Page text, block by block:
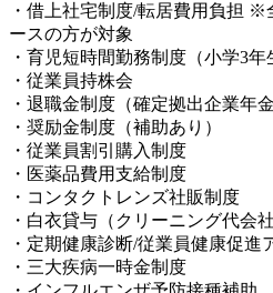
・借上社宅制度/転居費用負担 ※
ースの方が対象
・育児短時間勤務制度（小学3年
・従業員持株会
・退職金制度（確定拠出企業年金
・奨励金制度（補助あり）
・従業員割引購入制度
・医薬品費用支給制度
・コンタクトレンズ社販制度
・白衣貸与（クリーニング代会
・定期健康診断/従業員健康促進
・三大疾病一時金制度